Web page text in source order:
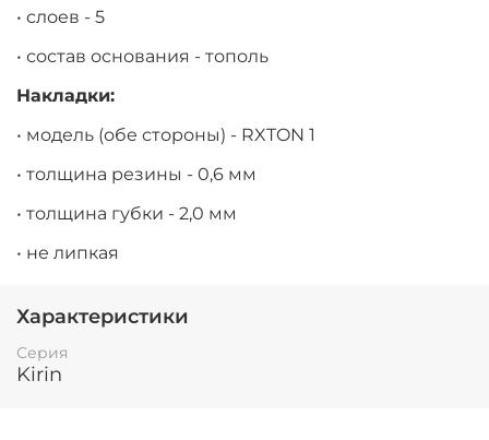
• слоев - 5
• состав основания - тополь
Накладки:
• модель (обе стороны) - RXTON 1
• толщина резины - 0,6 мм
• толщина губки - 2,0 мм
• не липкая
Характеристики
Серия
Kirin